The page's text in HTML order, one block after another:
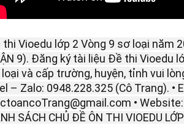
Vioedu lớp 2 Vòng 9 sơ loại năm
9). Đăng ký tài liệu Đề thi Vioedu
và cấp trường, huyện, tỉnh vui
– Zalo: 0948.228.325 (Cô Trang). •
•
SÁCH CHỦ ĐỀ ÔN THI VIOEDU